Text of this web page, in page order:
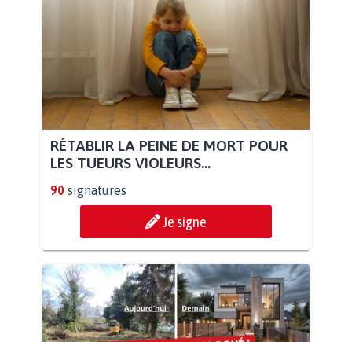
RÉTABLIR LA PEINE DE MORT POUR
LES TUEURS VIOLEURS...
90 signatures
Je signe